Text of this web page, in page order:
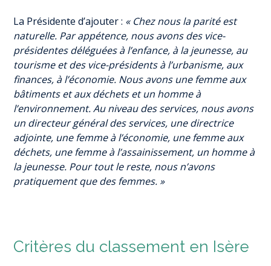
La Présidente d’ajouter : « Chez nous la parité est
naturelle. Par appétence, nous avons des vice-
présidentes déléguées à l’enfance, à la jeunesse, au
tourisme et des vice-présidents à l’urbanisme, aux
finances, à l’économie. Nous avons une femme aux
bâtiments et aux déchets et un homme à
l’environnement. Au niveau des services, nous avons
un directeur général des services, une directrice
adjointe, une femme à l’économie, une femme aux
déchets, une femme à l’assainissement, un homme à
la jeunesse. Pour tout le reste, nous n’avons
pratiquement que des femmes. »
Critères du classement en Isère